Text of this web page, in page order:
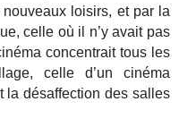
loisirs, et par la
celle où il n’y avait pas
concentrait tous les
celle d’un cinéma
la désaffection des salles